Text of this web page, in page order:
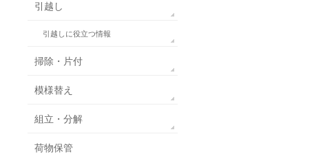
引越し
引越しに役立つ情報
掃除・片付
模様替え
組立・分解
荷物保管